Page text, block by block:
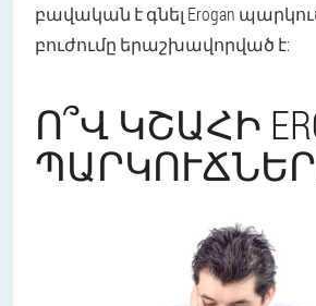
բավական է գնել Erogan
բուժումը երաշխավորված է:
Ո՞Վ ԿՇԱՀԻ